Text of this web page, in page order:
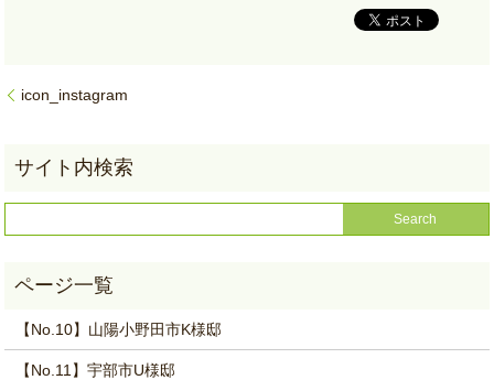
icon_instagram
【No.10】山陽小野田市K様邸
【No.11】宇部市U様邸